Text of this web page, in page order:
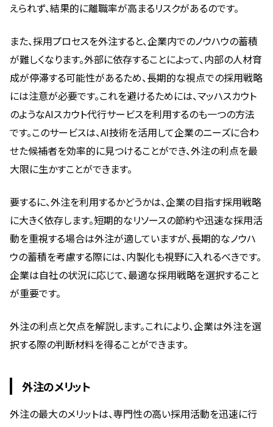
えられず、結果的に離職率が高まるリスクがあるのです。
また、採用プロセスを外注すると、企業内でのノウハウの蓄積
が難しくなります。外部に依存することによって、内部の人材育
成が停滞する可能性があるため、長期的な視点での採用戦略
には注意が必要です。これを避けるためには、マッハスカウト
のようなAIスカウト代行サービスを利用するのも一つの方法
です。このサービスは、AI技術を活用して企業のニーズに合わ
せた候補者を効率的に見つけることができ、外注の利点を最
大限に生かすことができます。
要するに、外注を利用するかどうかは、企業の目指す採用戦略
に大きく依存します。短期的なリソースの節約や迅速な採用活
動を重視する場合は外注が適していますが、長期的なノウハ
ウの蓄積を考慮する際には、内製化も視野に入れるべきです。
企業は自社の状況に応じて、最適な採用戦略を選択すること
が重要です。
外注の利点と欠点を解説します。これにより、企業は外注を選
択する際の判断材料を得ることができます。
外注のメリット
外注の最大のメリットは、専門性の高い採用活動を迅速に行